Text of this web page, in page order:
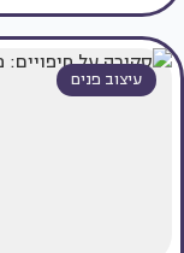
עיצוב פנים